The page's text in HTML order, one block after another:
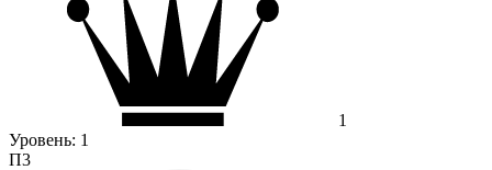
1
Уровень: 1
П3